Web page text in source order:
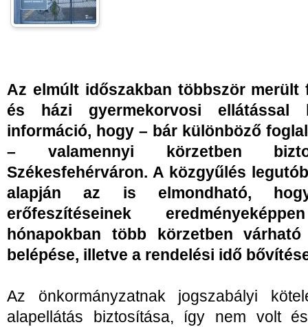
Az elmúlt időszakban többször merült
és házi gyermekorvosi ellátással
információ, hogy – bár különböző
– valamennyi körzetben
Székesfehérváron. A közgyűlés
alapján az is elmondható,
erőfeszítéseinek
hónapokban több körzetben
belépése, illetve a rendelési idő
Az önkormányzatnak jogszabályi
alapellátás biztosítása, így nem volt